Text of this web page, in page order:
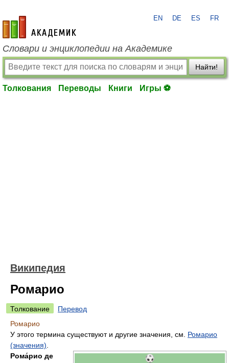
academic.ru
EN DE ES FR
Словари и энциклопедии на Академике
Найти!
Толкования Переводы Книги Игры ⚽
Википедия
Ромарио
Толкование
Перевод
Ромарио
У этого термина существуют и другие значения, см. Ромарио
(значения)
Рома́рио де